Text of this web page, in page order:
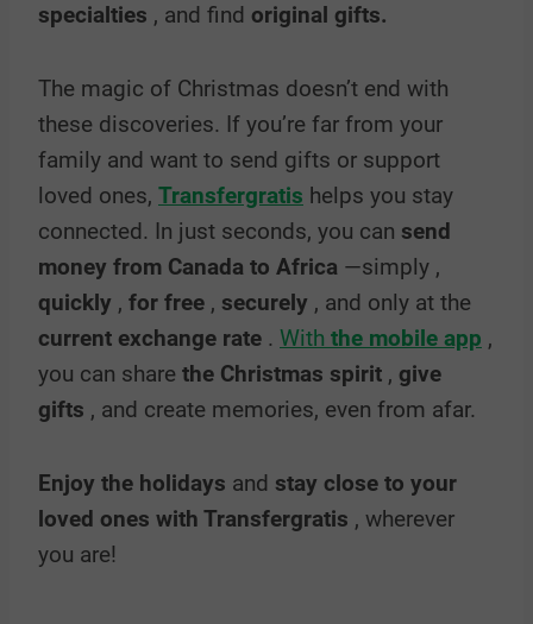
specialties , and find original gifts.
The magic of Christmas doesn’t end with
these discoveries. If you’re far from your
family and want to send gifts or support
loved ones, Transfergratis helps you stay
connected. In just seconds, you can send
money from Canada to Africa —simply ,
quickly , for free , securely , and only at the
current exchange rate . With the mobile app ,
you can share the Christmas spirit , give
gifts , and create memories, even from afar.
Enjoy the holidays and stay close to your
loved ones with Transfergratis , wherever
you are!